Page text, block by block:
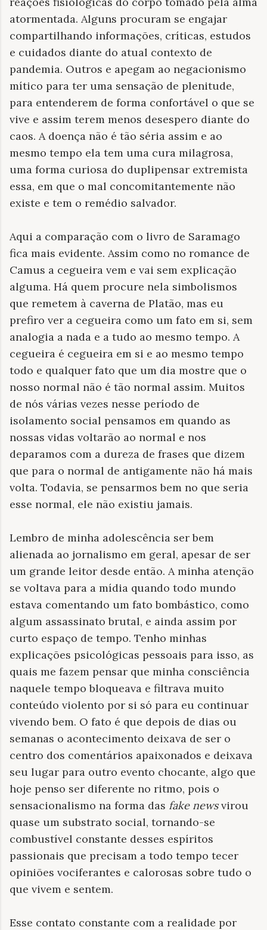
atormentada. Alguns procuram se engajar
compartilhando informações, críticas, estudos
e cuidados diante do atual contexto de
pandemia. Outros e apegam ao negacionismo
mítico para ter uma sensação de plenitude,
para entenderem de forma confortável o que se
vive e assim terem menos desespero diante do
caos. A doença não é tão séria assim e ao
mesmo tempo ela tem uma cura milagrosa,
uma forma curiosa do duplipensar extremista
essa, em que o mal concomitantemente não
existe e tem o remédio salvador.
Aqui a comparação com o livro de Saramago
fica mais evidente. Assim como no romance de
Camus a cegueira vem e vai sem explicação
alguma. Há quem procure nela simbolismos
que remetem à caverna de Platão, mas eu
prefiro ver a cegueira como um fato em si, sem
analogia a nada e a tudo ao mesmo tempo. A
cegueira é cegueira em si e ao mesmo tempo
todo e qualquer fato que um dia mostre que o
nosso normal não é tão normal assim. Muitos
de nós várias vezes nesse período de
isolamento social pensamos em quando as
nossas vidas voltarão ao normal e nos
deparamos com a dureza de frases que dizem
que para o normal de antigamente não há mais
volta. Todavia, se pensarmos bem no que seria
esse normal, ele não existiu jamais.
Lembro de minha adolescência ser bem
alienada ao jornalismo em geral, apesar de ser
um grande leitor desde então. A minha atenção
se voltava para a mídia quando todo mundo
estava comentando um fato bombástico, como
algum assassinato brutal, e ainda assim por
curto espaço de tempo. Tenho minhas
explicações psicológicas pessoais para isso, as
quais me fazem pensar que minha consciência
naquele tempo bloqueava e filtrava muito
conteúdo violento por si só para eu continuar
vivendo bem. O fato é que depois de dias ou
semanas o acontecimento deixava de ser o
centro dos comentários apaixonados e deixava
seu lugar para outro evento chocante, algo que
hoje penso ser diferente no ritmo, pois o
sensacionalismo na forma das fake newsvirou
quase um substrato social, tornando-se
combustível constante desses espíritos
passionais que precisam a todo tempo tecer
opiniões vociferantes e calorosas sobre tudo o
que vivem e sentem.
Esse contato constante com a realidade por